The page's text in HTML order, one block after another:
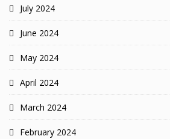
July 2024
June 2024
May 2024
April 2024
March 2024
February 2024